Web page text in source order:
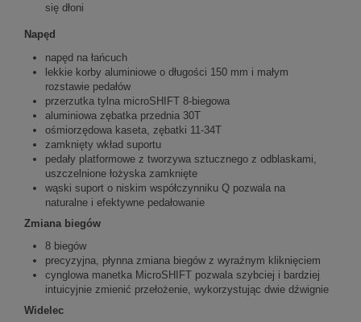
się dłoni
Napęd
napęd na łańcuch
lekkie korby aluminiowe o długości 150 mm i małym
rozstawie pedałów
przerzutka tylna microSHIFT 8-biegowa
aluminiowa zębatka przednia 30T
ośmiorzędowa kaseta, zębatki 11-34T
zamknięty wkład suportu
pedały platformowe z tworzywa sztucznego z odblaskami,
uszczelnione łożyska zamknięte
wąski suport o niskim współczynniku Q pozwala na
naturalne i efektywne pedałowanie
Zmiana biegów
8 biegów
precyzyjna, płynna zmiana biegów z wyraźnym kliknięciem
cynglowa manetka MicroSHIFT pozwala szybciej i bardziej
intuicyjnie zmienić przełożenie, wykorzystując dwie dźwignie
Widelec